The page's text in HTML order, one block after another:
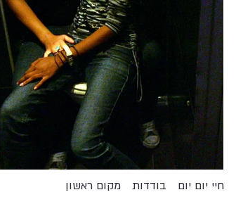
מקום ראשון בודדות חיי יום יום